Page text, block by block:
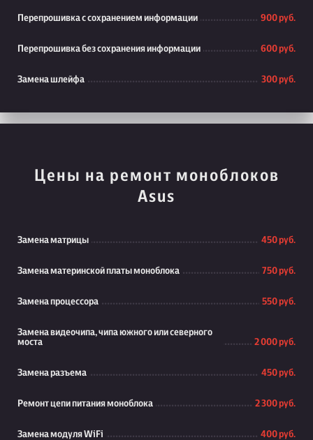
Перепрошивка с сохранением информации 900 руб.
Перепрошивка без сохранения информации 600 руб.
Замена шлейфа 300 руб.
Цены на ремонт моноблоков
Asus
Замена матрицы 450 руб.
Замена материнской платы моноблока 750 руб.
Замена процессора 550 руб.
Замена видеочипа, чипа южного или северного
моста
2 000 руб.
Замена разъема 450 руб.
Ремонт цепи питания моноблока 2 300 руб.
Замена модуля WiFi 400 руб.